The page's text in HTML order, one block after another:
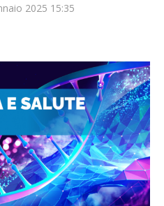
2025 15:35